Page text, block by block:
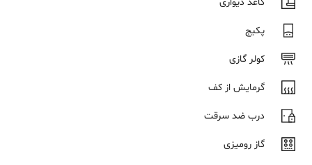
پکیج
کولر گازی
گرمایش از کف
درب ضد سرقت
گاز رومیزی